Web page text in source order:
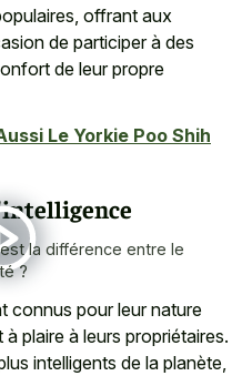
offrant aux
de participer à des
de leur propre
Le Yorkie Poo Shih
la différence entre le
?
connus pour leur nature
plaire à leurs propriétaires.
intelligents de la planète,